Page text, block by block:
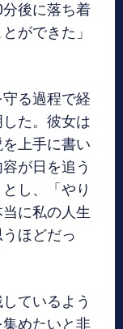
後に落ち着
ができた」
る過程で経
た。彼女は
を上手に書い
が日を追う
し、「やり
に私の人生
ほどだっ
ているよう
めたいと非